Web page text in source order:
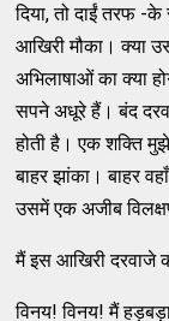
दिया, तो दाईं तरफ -
आखिरी मौका। क्या
अभिलाषाओं का क्या
सपने अधूरे हैं। बंद
होती है। एक शक्ति
बाहर झांका। बाहर
उसमें एक अजीब
मैं इस आखिरी दरवाजे
विनय! विनय! मैं